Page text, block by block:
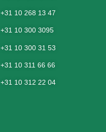
+31 10 268 13 47
+31 10 300 3095
+31 10 300 31 53
+31 10 311 66 66
+31 10 312 22 04